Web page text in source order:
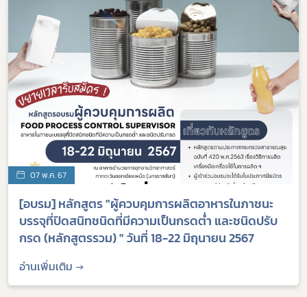
07 พ.ค. 67
[อบรม] หลักสูตร "ผู้ควบคุมการผลิตอาหารในภาชนะ
บรรจุที่ปิดสนิทชนิดที่มีความเป็นกรดต่ำ และชนิดปรับ
กรด (หลักสูตรรวม) " วันที่ 18-22 มิถุนายน 2567
อ่านเพิ่มเติม →